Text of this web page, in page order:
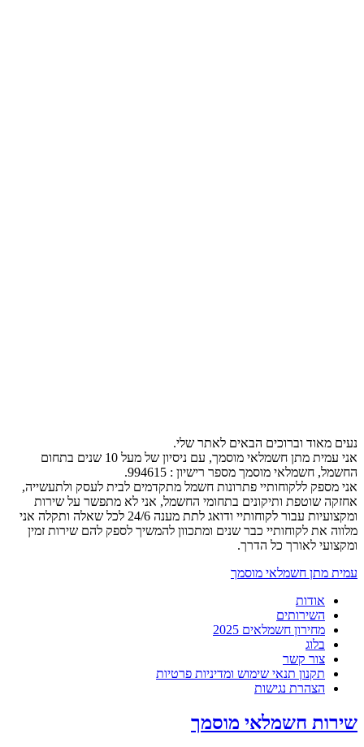
נעים מאוד וברוכים הבאים לאתר שלי.
אני עמית מתן חשמלאי מוסמך, עם ניסיון של מעל 10 שנים בתחום
החשמל, חשמלאי מוסמך מספר רישיון : 994615.
אני מספק ללקוחותיי פתרונות חשמל מתקדמים לבית לעסק ולתעשייה,
אחזקה שוטפת ותיקונים בתחומי החשמל, אני לא מתפשר על שירות
ומקצועיות עבור לקוחותיי ודואג לתת מענה 24/6 לכל שאלה ותקלה אני
מלווה את לקוחותיי כבר שנים ומתכוון להמשיך לספק להם שירות זמין
ומקצועי לאורך כל הדרך.
עמית מתן חשמלאי מוסמך
אודות
השירותים
מחירון חשמלאים 2025
בלוג
צור קשר
תקנון תנאי שימוש ומדיניות פרטיות
הצהרת נגישות
שירות חשמלאי מוסמך